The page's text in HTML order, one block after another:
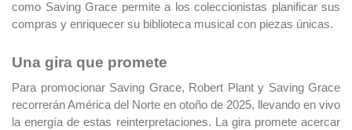
como Saving Grace permite a los coleccionistas planificar sus
compras y enriquecer su biblioteca musical con piezas únicas.
Una gira que promete
Para promocionar Saving Grace, Robert Plant y Saving Grace
recorrerán América del Norte en otoño de 2025, llevando en vivo
la energía de estas reinterpretaciones. La gira promete acercar